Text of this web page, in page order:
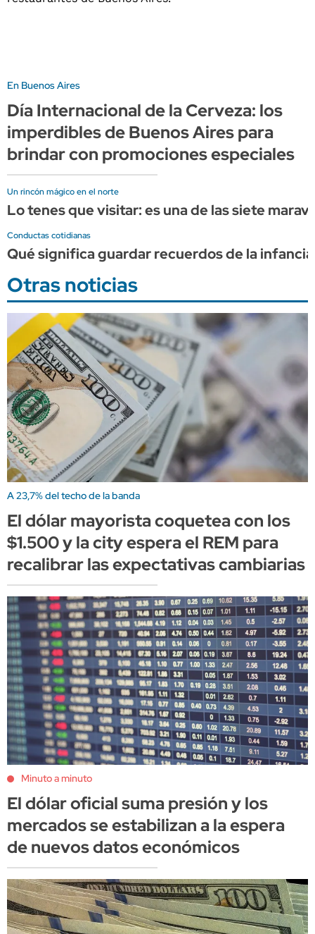
En Buenos Aires
Día Internacional de la Cerveza: los
imperdibles de Buenos Aires para
brindar con promociones especiales
Un rincón mágico en el norte
Lo tenes que visitar: es una de las siete
Conductas cotidianas
Qué significa guardar recuerdos de la
Otras noticias
A 23,7% del techo de la banda
El dólar mayorista coquetea con los
$1.500 y la city espera el REM para
recalibrar las expectativas cambiarias
Minuto a minuto
El dólar oficial suma presión y los
mercados se estabilizan a la espera
de nuevos datos económicos